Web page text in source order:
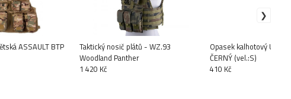
ASSAULT BTP
Taktický nosič plátů - WZ.93
Woodland Panther
1 420 Kč
Opasek kalhotový
ČERNÝ (vel.:S)
410 Kč